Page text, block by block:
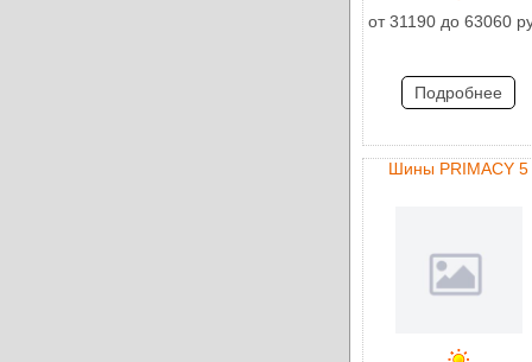
от 31190 до 63060
Подробнее
Шины PRIMACY 5